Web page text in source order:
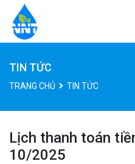
TIN TỨC
TRANG CHỦ TIN TỨC
Lịch thanh toán
10/2025